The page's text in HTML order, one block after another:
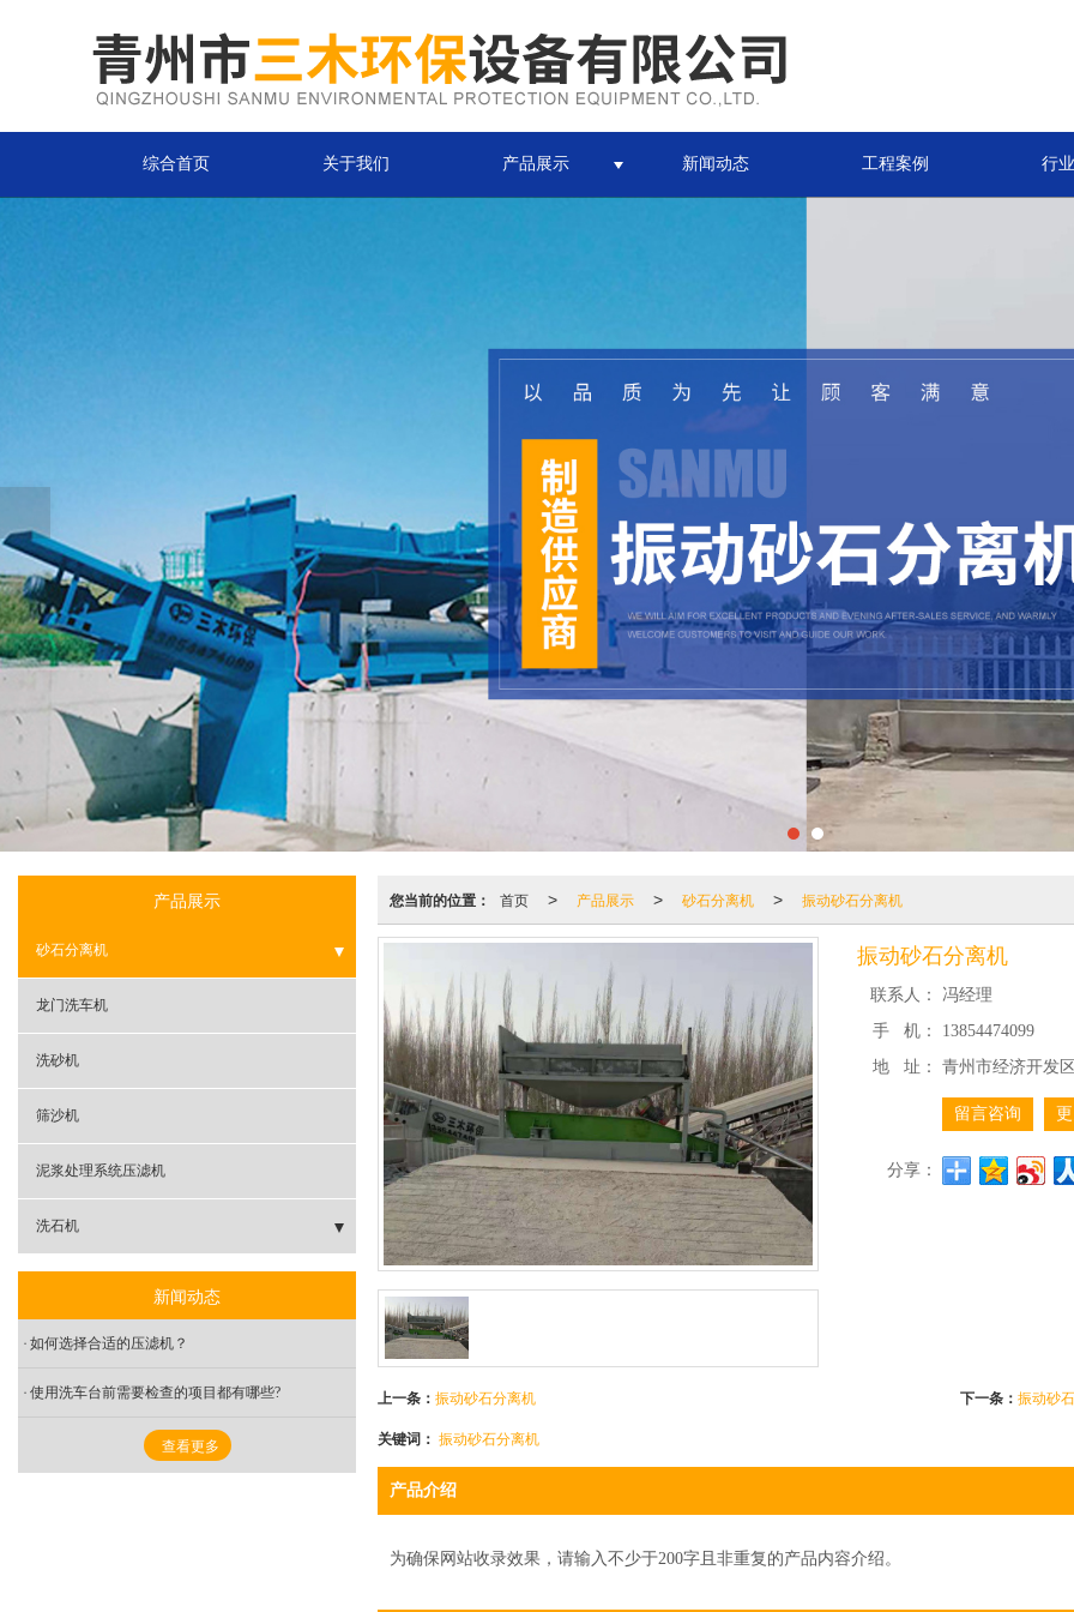
综合首页 关于我们 产品展示 新闻动态 工程案例 行
您当前的位置： 首页 > 产品展示 > 砂石分离机 > 振动砂石分离机
振动砂石分离机
联系人：
冯经理
手 机：
13854474099
地 址：
青州市经济开发
留言咨询
分享：
上一条： 振动砂石分离机 下一条： 振动砂
关键词： 振动砂石分离机
产品介绍
为确保网站收录效果，请输入不少于200字且非重复的产品内容介绍。
产品展示
砂石分离机
- 滚筒砂石分离机
- 振动砂石分离机
- 锥形砂石分离机
龙门洗车机
洗砂机
筛沙机
泥浆处理系统压滤机
洗石机
- 螺旋洗石机
- 振动洗石机
新闻动态
如何选择合适的压滤机？
使用洗车台前需要检查的项目都有哪些?
查看更多